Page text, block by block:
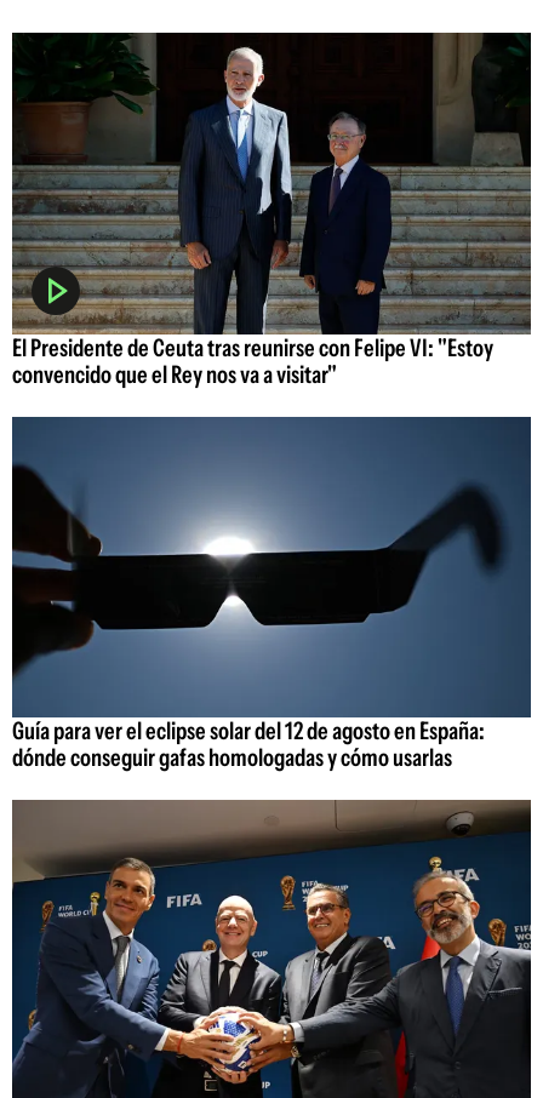
El Presidente de Ceuta tras reunirse con Felipe VI: "Estoy
convencido que el Rey nos va a visitar"
Guía para ver el eclipse solar del 12 de agosto en España:
dónde conseguir gafas homologadas y cómo usarlas